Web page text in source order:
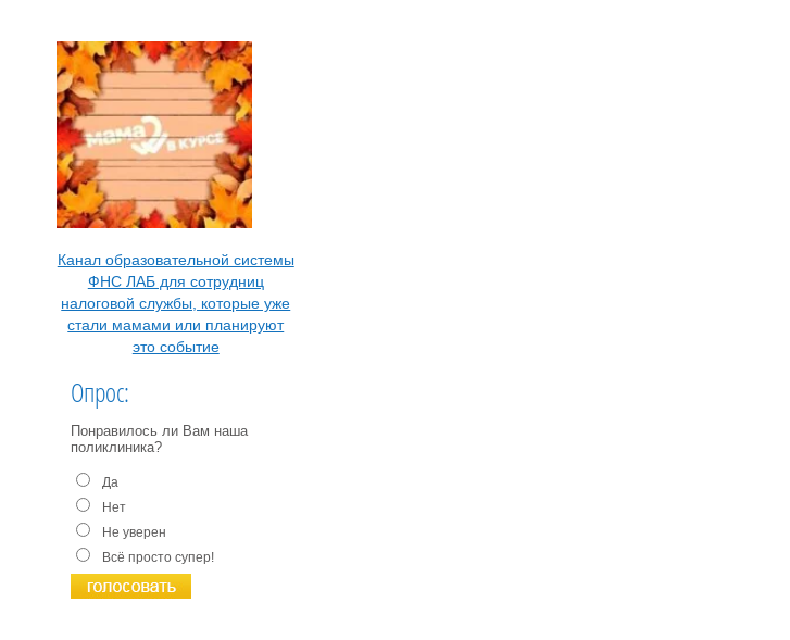
Канал образовательной системы
ФНС ЛАБ для сотрудниц
налоговой службы, которые уже
стали мамами или планируют
это событие
Опрос:
Понравилось ли Вам наша
поликлиника?
Да
Нет
Не уверен
Всё просто супер!